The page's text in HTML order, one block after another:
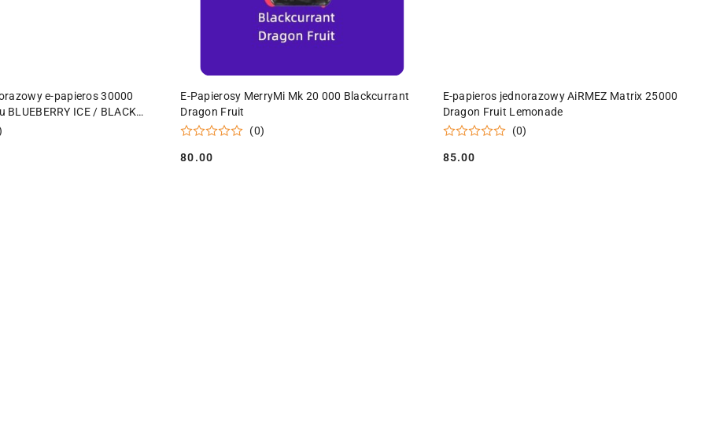
e-papieros 30000
BLUEBERRY ICE / BLACK
E-Papierosy MerryMi Mk 20 000 Blackcurrant
Dragon Fruit
(0)
Cena:
80.00
E-papieros jednorazowy AiRMEZ Matrix 25000
Dragon Fruit Lemonade
(0)
Cena:
85.00